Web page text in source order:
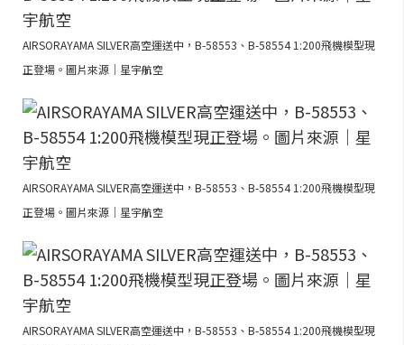
AIRSORAYAMA SILVER高空運送中，B-58553、B-58554 1:200飛機模型現
正登場。圖片來源｜星宇航空
AIRSORAYAMA SILVER高空運送中，B-58553、B-58554 1:200飛機模型現
正登場。圖片來源｜星宇航空
AIRSORAYAMA SILVER高空運送中，B-58553、B-58554 1:200飛機模型現